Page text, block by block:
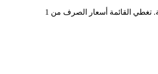
في الجدول أعلاه، ستجد مخططًا شاملًا لبيانات تحويل العملات من PROMPT إلى AUD، يُظهر علاقة قيمة الدولار الأمريكي بمبالغ تحويل شائعة مختلفة. تغطي القائمة أسعار الصرف من 1